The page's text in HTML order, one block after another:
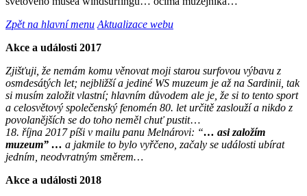
Zpět na hlavní menu Aktualizace webu
Akce a události 2017
Zjišťuji, že nemám komu věnovat moji starou surfovou výbavu z
osmdesátých let; nejbližší a jediné WS muzeum je až na Sardinii, tak
si musím založit vlastní; hlavním důvodem ale je, že si to tento sport
a celosvětový společenský fenomén 80. let určitě zaslouží a nikdo z
povolanějších se do toho neměl chuť pustit…
18. října 2017 píši v mailu panu Melnárovi: “… asi založím
muzeum” … a jakmile to bylo vyřčeno, začaly se události ubírat
jedním, neodvratným směrem…
Akce a události 2018